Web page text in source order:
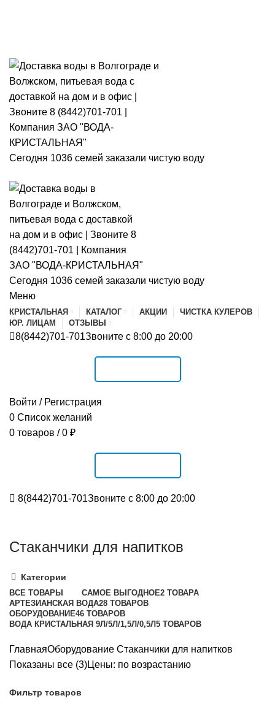
Сегодня 1036 семей заказали чистую воду
Сегодня 1036 семей заказали чистую воду
Меню
КРИСТАЛЬНАЯ КАТАЛОГ АКЦИИ
ЧИСТКА КУЛЕРОВ
ЮР. ЛИЦАМ
ОТЗЫВЫ
8(8442)701-701Звоните с 8:00 до 20:00
Войти / Регистрация
0 Список желаний
0 товаров / 0 ₽
8(8442)701-701Звоните с 8:00 до 20:00
Стаканчики для напитков
Категории
ВСЕ ТОВАРЫ САМОЕ ВЫГОДНОЕ2 ТОВАРА
АРТЕЗИАНСКАЯ ВОДА28 ТОВАРОВ
ОБОРУДОВАНИЕ46 ТОВАРОВ
ВОДА КРИСТАЛЬНАЯ 9Л/5Л/1,5Л/0,5Л5 ТОВАРОВ
ГлавнаяОборудование Стаканчики для напитков
Показаны все (3)Цены: по возрастанию
Фильтр товаров